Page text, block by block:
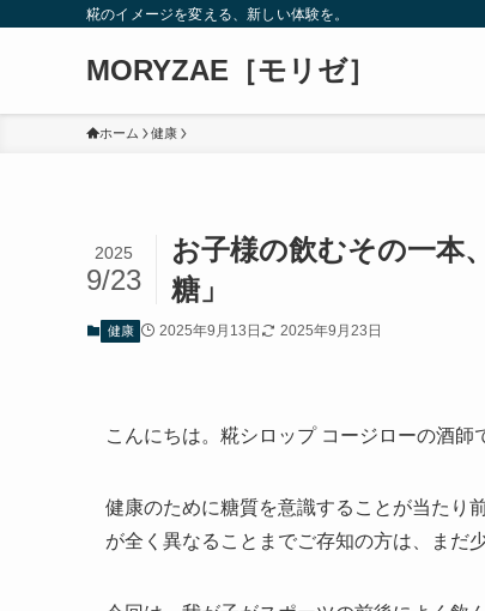
糀のイメージを変える、新しい体験を。
MORYZAE［モリゼ］
ホーム 健康
お子様の飲むその一本
糖」
2025
9/23
健康 2025年9月13日 2025年9月23日
こんにちは。糀シロップ コージローの酒師
健康のために糖質を意識することが当たり
が全く異なることまでご存知の方は、まだ